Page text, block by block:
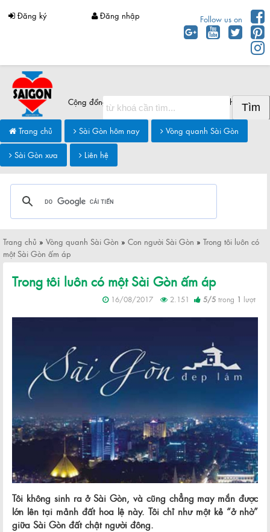
Đăng ký Đăng nhập Follow us on
Cộng đồng Sài Gòn chia sẻ thông tin Sài Gòn hôm nay
Trang chủ Sài Gòn hôm nay
Vòng quanh Sài Gòn
Sài Gòn xưa
Liên hệ
Trang chủ » Vòng quanh Sài Gòn » Con người Sài Gòn » Trong tôi luôn có
một Sài Gòn ấm áp
Trong tôi luôn có một Sài Gòn ấm áp
16/08/2017 2.151 5/5 trong 1 lượt
Tôi không sinh ra ở Sài Gòn, và cũng chẳng may mắn được
lớn lên tại mảnh đất hoa lệ này. Tôi chỉ như một kẻ “ở nhờ”
giữa Sài Gòn đất chật người đông.